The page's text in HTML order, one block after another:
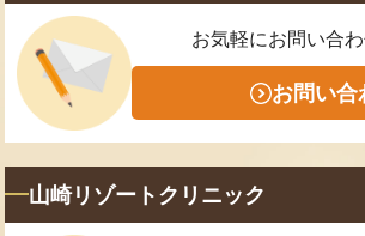
お気軽にお問い合
お問い合
山崎リゾートクリニック